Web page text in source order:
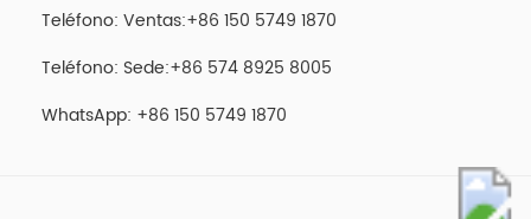
Teléfono: Ventas:+86 150 5749 1870
Teléfono: Sede:+86 574 8925 8005
WhatsApp: +86 150 5749 1870